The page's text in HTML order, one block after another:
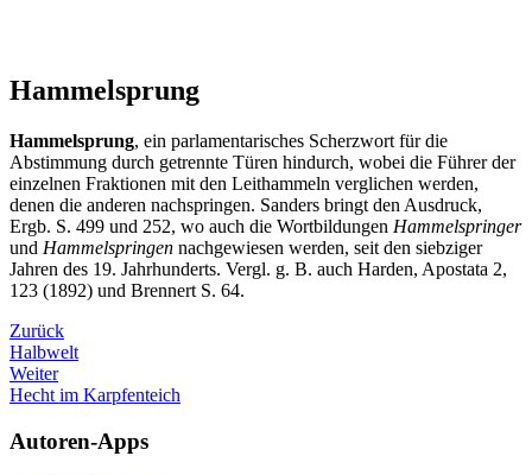
Hammelsprung
Hammelsprung, ein parlamentarisches Scherzwort für die
Abstimmung durch getrennte Türen hindurch, wobei die Führer der
einzelnen Fraktionen mit den Leithammeln verglichen werden,
denen die anderen nachspringen. Sanders bringt den Ausdruck,
Ergb. S. 499 und 252, wo auch die Wortbildungen Hammelspringer
und Hammelspringen nachgewiesen werden, seit den siebziger
Jahren des 19. Jahrhunderts. Vergl. g. B. auch Harden, Apostata 2,
123 (1892) und Brennert S. 64.
Zurück
Halbwelt
Weiter
Hecht im Karpfenteich
Autoren-Apps